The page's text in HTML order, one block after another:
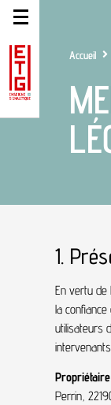
Accueil
1.
En vertu de
la
utilisateurs
Propriétaire
Perrin,